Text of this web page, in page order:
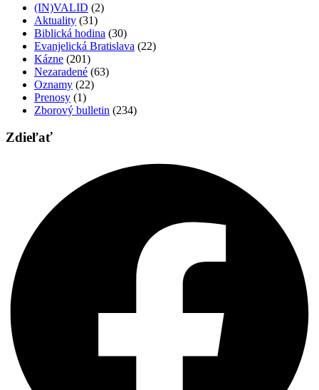
(IN)VALID (2)
Aktuality (31)
Biblická hodina (30)
Evanjelická Bratislava (22)
Kázne (201)
Nezaradené (63)
Oznamy (22)
Prenosy (1)
Zborový bulletin (234)
Zdieľať